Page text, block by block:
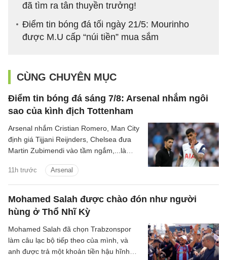
đã tìm ra tân thuyền trưởng!
Điểm tin bóng đá tối ngày 21/5: Mourinho
được M.U cấp “núi tiền” mua sắm
CÙNG CHUYÊN MỤC
Điểm tin bóng đá sáng 7/8: Arsenal nhắm ngôi
sao của kình địch Tottenham
11h trước Arsenal
Arsenal nhắm Cristian Romero, Man City
định giá Tijjani Reijnders, Chelsea đưa
Martin Zubimendi vào tầm ngắm,...là
tin bóng đá sáng 31/7.
Mohamed Salah được chào đón như người
hùng ở Thổ Nhĩ Kỳ
Mohamed Salah đã chọn Trabzonspor
làm câu lạc bộ tiếp theo của mình, và
anh được trả một khoản tiền hậu hĩnh